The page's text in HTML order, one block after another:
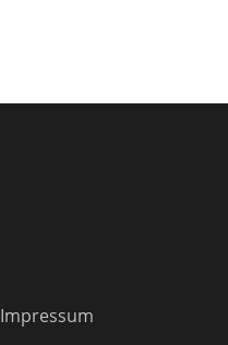
Impressum